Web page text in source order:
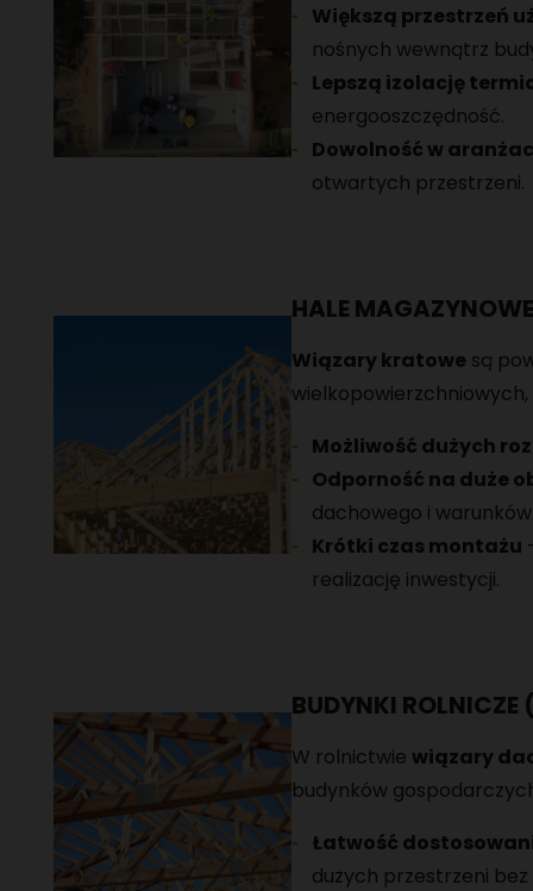
Większą przestrzeń
nośnych wewnątrz
Lepszą izolację
energooszczędność.
Dowolność w
otwartych przestrzeni.
HALE
Wiązary kratowe są
Możliwość dużych
Odporność na duże
dachowego i
Krótki czas montażu
realizację inwestycji.
BUDYNKI
W rolnictwie wiązary
budynków
Łatwość
dużych przestrzeni